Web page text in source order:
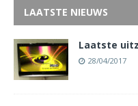
LAATSTE NIEUWS
Laatste
28/04/2017